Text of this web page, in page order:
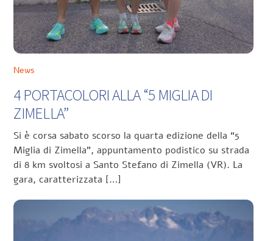
News
4 PORTACOLORI ALLA “5 MIGLIA DI
ZIMELLA”
Si è corsa sabato scorso la quarta edizione della “5
Miglia di Zimella”, appuntamento podistico su strada
di 8 km svoltosi a Santo Stefano di Zimella (VR). La
gara, caratterizzata […]